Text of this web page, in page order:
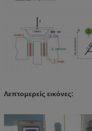
Λεπτομερείς εικόνες: